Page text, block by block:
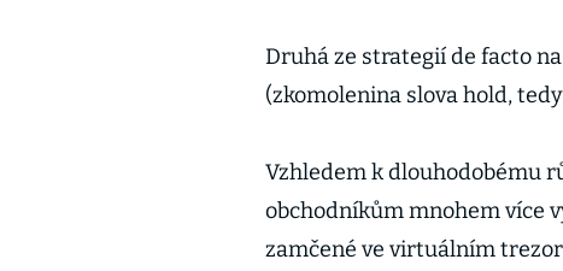
Druhá ze strategií de facto
(zkomolenina slova hold,
Vzhledem k dlouhodobému
obchodníkům mnohem více
zamčené ve virtuálním